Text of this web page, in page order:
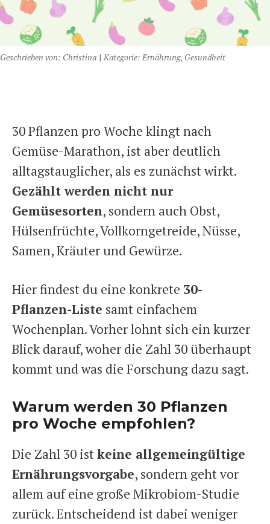
Geschrieben von: Christina | Kategorie: Ernährung, Gesundheit
30 Pflanzen pro Woche klingt nach
Gemüse-Marathon, ist aber deutlich
alltagstauglicher, als es zunächst wirkt.
Gezählt werden nicht nur
Gemüsesorten, sondern auch Obst,
Hülsenfrüchte, Vollkorngetreide, Nüsse,
Samen, Kräuter und Gewürze.
Hier findest du eine konkrete 30-
Pflanzen-Liste samt einfachem
Wochenplan. Vorher lohnt sich ein kurzer
Blick darauf, woher die Zahl 30 überhaupt
kommt und was die Forschung dazu sagt.
Warum werden 30 Pflanzen
pro Woche empfohlen?
Die Zahl 30 istkeine allgemeingültige
Ernährungsvorgabe, sondern geht vor
allem auf eine große Mikrobiom-Studie
zurück. Entscheidend ist dabei weniger